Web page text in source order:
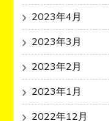
2023年4月
2023年3月
2023年2月
2023年1月
2022年12月